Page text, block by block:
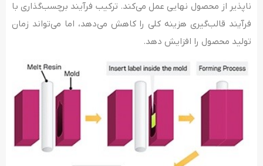
ناپذیر از محصول نهایی عمل می‌کند. ترکیب فرآیند برچسب‌گذاری با
فرآیند قالب‌گیری هزینه کلی را کاهش می‌دهد، اما می‌تواند زمان
تولید محصول را افزایش دهد.